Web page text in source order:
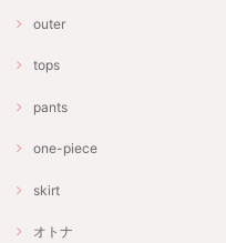
outer
tops
pants
one-piece
skirt
オトナ